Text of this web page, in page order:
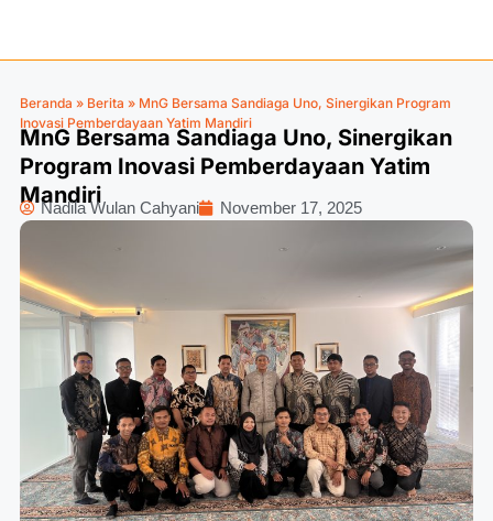
Beranda » Berita » MnG Bersama Sandiaga Uno, Sinergikan Program
Inovasi Pemberdayaan Yatim Mandiri
MnG Bersama Sandiaga Uno, Sinergikan
Program Inovasi Pemberdayaan Yatim
Mandiri
Nadila Wulan Cahyani November 17, 2025